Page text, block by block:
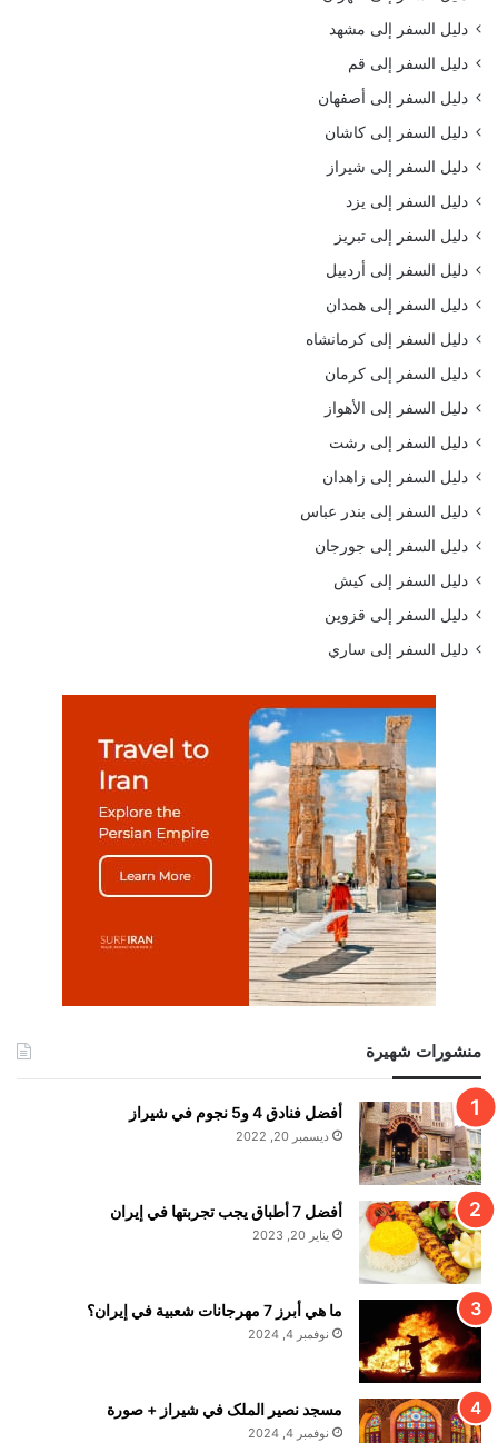
دليل السفر إلى مشهد
دليل السفر إلى قم
دليل السفر إلى أصفهان
دليل السفر إلى كاشان
دليل السفر إلى شيراز
دليل السفر إلى يزد
دليل السفر إلى تبريز
دليل السفر إلى أردبيل
دليل السفر إلى همدان
دليل السفر إلى كرمانشاه
دليل السفر إلى كرمان
دليل السفر إلى الأهواز
دليل السفر إلى رشت
دليل السفر إلى زاهدان
دليل السفر إلى بندر عباس
دليل السفر إلى جورجان
دليل السفر إلى كيش
دليل السفر إلى قزوين
دليل السفر إلى ساري
منشورات شهيرة
أفضل فنادق 4 و5 نجوم في شيراز
ديسمبر 20, 2022
أفضل 7 أطباق يجب تجربتها في إيران
يناير 20, 2023
ما هي أبرز 7 مهرجانات شعبية في إيران؟
نوفمبر 4, 2024
مسجد نصير الملک في شيراز + صورة
نوفمبر 4, 2024